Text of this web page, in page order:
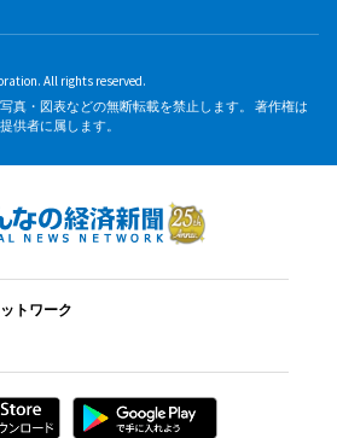
All rights reserved.
真・図表などの無断転載を禁止します。 著作権は
供者に属します。
トワーク